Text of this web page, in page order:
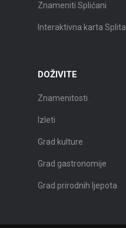
Znameniti Splićani
Interaktivna karta Splita
DOŽIVITE
Znamenitosti
Izleti
Grad kulture
Grad gastronomije
Grad prirodnih ljepota